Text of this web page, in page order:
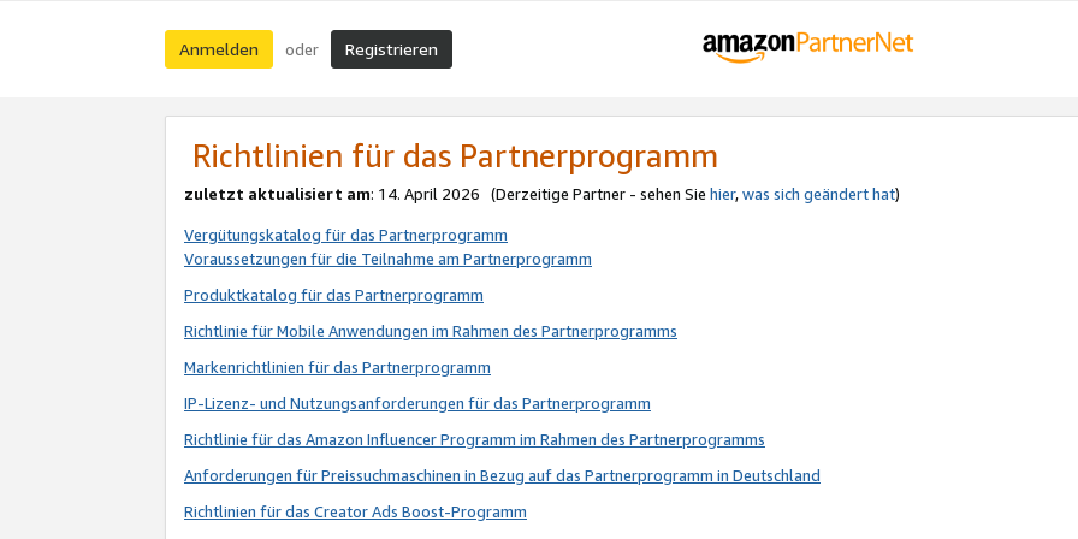
Anmelden oder Registrieren
Richtlinien für das Partnerprogramm
zuletzt aktualisiert am: 14. April 2026 (Derzeitige Partner - sehen Sie hier,was sich geändert hat)
Vergütungskatalog für das Partnerprogramm
Voraussetzungen für die Teilnahme am Partnerprogramm
Produktkatalog für das Partnerprogramm
Richtlinie für Mobile Anwendungen im Rahmen des Partnerprogramms
Markenrichtlinien für das Partnerprogramm
IP-Lizenz- und Nutzungsanforderungen für das Partnerprogramm
Richtlinie für das Amazon Influencer Programm im Rahmen des Partnerprogramms
Anforderungen für Preissuchmaschinen in Bezug auf das Partnerprogramm in Deutschland
Richtlinien für das Creator Ads Boost-Programm